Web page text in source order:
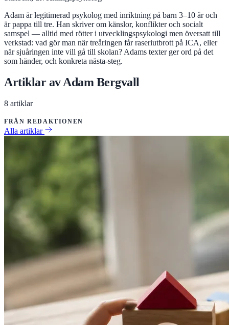
Adam är legitimerad psykolog med inriktning på barn 3–10 år och
är pappa till tre. Han skriver om känslor, konflikter och socialt
samspel — alltid med rötter i utvecklingspsykologi men översatt till
verkstad: vad gör man när treåringen får raseriutbrott på ICA, eller
när sjuåringen inte vill gå till skolan? Adams texter ger ord på det
som händer, och konkreta nästa-steg.
Artiklar av Adam Bergvall
8 artiklar
FRÅN REDAKTIONEN
Alla artiklar